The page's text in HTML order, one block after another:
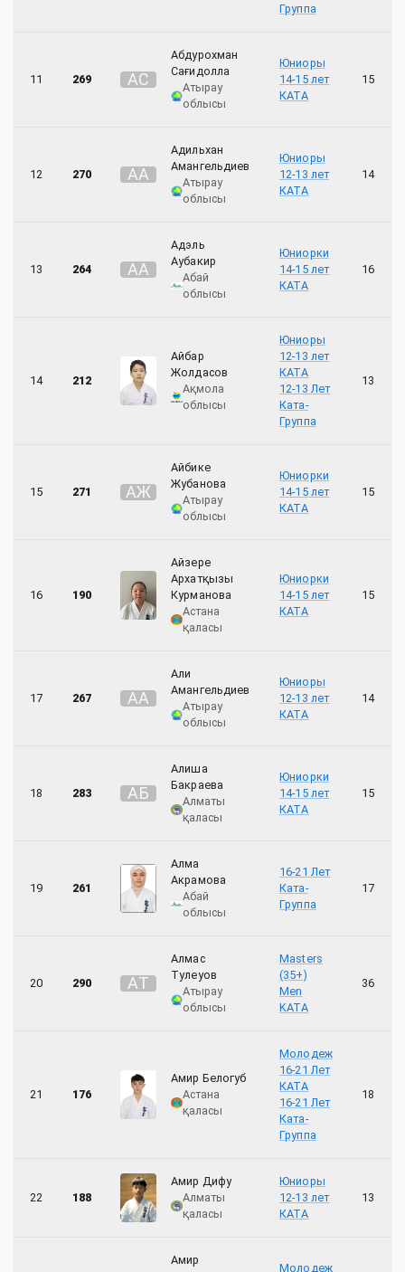
Группа
11 269 АС
Абдурохман
Сағидолла
Атырау
облысы
Юниоры
14-15 лет
КАТА
15
12 270 АА
Адильхан
Амангельдиев
Атырау
облысы
Юниоры
12-13 лет
КАТА
14
13 264 АА
Адэль
Аубакир
Абай
облысы
Юниорки
14-15 лет
КАТА
16
14 212
Айбар
Жолдасов
Ақмола
облысы
Юниоры
12-13 лет
КАТА
12-13 Лет
Ката-
Группа
13
15 271 АЖ
Айбике
Жубанова
Атырау
облысы
Юниорки
14-15 лет
КАТА
15
16 190
Айзере
Архатқызы
Курманова
Астана
қаласы
Юниорки
14-15 лет
КАТА
15
17 267 АА
Али
Амангельдиев
Атырау
облысы
Юниоры
12-13 лет
КАТА
14
18 283 АБ
Алиша
Бакраева
Алматы
қаласы
Юниорки
14-15 лет
КАТА
15
19 261
Алма
Акрамова
Абай
облысы
16-21 Лет
Ката-
Группа
17
20 290 АТ
Алмас
Тулеуов
Атырау
облысы
Masters
(35+)
Men
KATA
36
21 176
Амир Белогуб
Астана
қаласы
Молодеж
16-21 Лет
КАТА
16-21 Лет
Ката-
Группа
18
22 188
Амир Дифу
Алматы
қаласы
Юниоры
12-13 лет
КАТА
13
Амир
Молодеж